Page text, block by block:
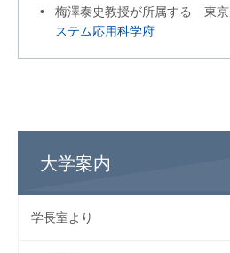
梅澤泰史教授が所属する 東
ステム応用科学府
大学案内
学長室より